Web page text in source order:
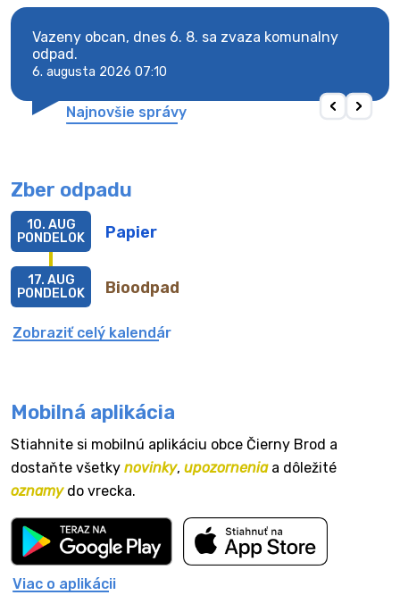
Vazeny obcan, dnes 6. 8. sa zvaza komunalny
odpad.
6. augusta 2026 07:10
Najnovšie správy
Zber odpadu
Papier
10. AUG
PONDELOK
Bioodpad
17. AUG
PONDELOK
Zobraziť celý kalendár
Mobilná aplikácia
Stiahnite si mobilnú aplikáciu obce Čierny Brod a
dostaňte všetky novinky, upozorneniaa dôležité
oznamydo vrecka.
Viac o aplikácii